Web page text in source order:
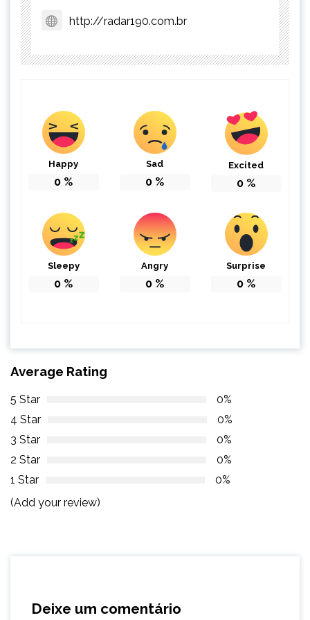
http://radar190.com.br
Happy
0 %
Sad
0 %
Excited
0 %
Sleepy
0 %
Angry
0 %
Surprise
0 %
Average Rating
5 Star
0%
4 Star
0%
3 Star
0%
2 Star
0%
1 Star
0%
(Add your review)
Deixe um comentário